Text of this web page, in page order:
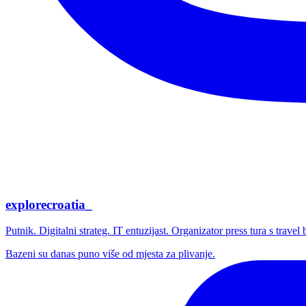
explorecroatia_
Putnik. Digitalni strateg. IT entuzijast. Organizator press tura s
Bazeni su danas puno više od mjesta za plivanje.